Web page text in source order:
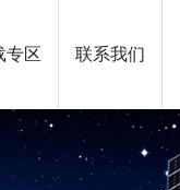
专区 联系我们